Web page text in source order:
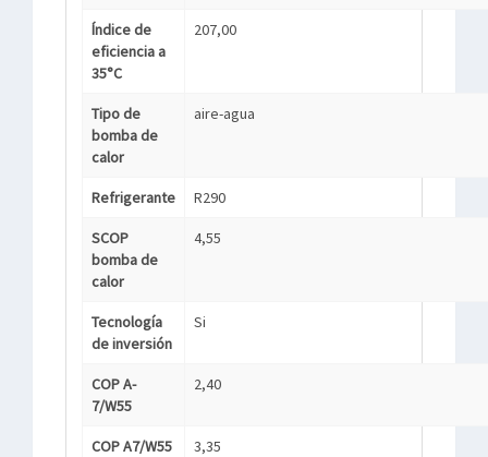
Índice de
eficiencia a
35°C
207,00
Tipo de
bomba de
calor
aire-agua
Refrigerante R290
SCOP
bomba de
calor
4,55
Tecnología
de inversión
Si
COP A-
7/W55
2,40
COP A7/W55 3,35